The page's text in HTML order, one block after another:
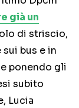
già un
di striscio,
bus e in
ponendo gli
subito
Lucia